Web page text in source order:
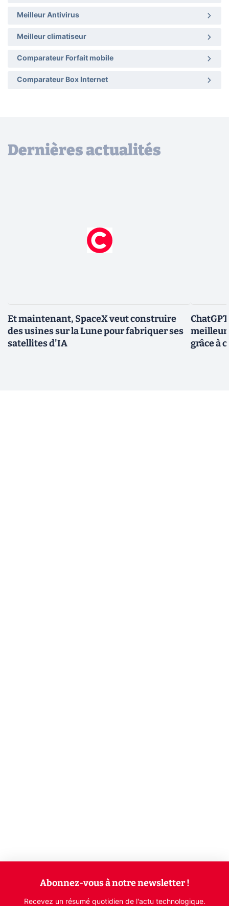
Meilleur Antivirus
Meilleur climatiseur
Comparateur Forfait mobile
Comparateur Box Internet
Dernières actualités
Et maintenant, SpaceX veut construire
des usines sur la Lune pour fabriquer ses
satellites d'IA
grâce à
Abonnez-vous à notre newsletter !
Recevez un résumé quotidien de l'actu technologique.